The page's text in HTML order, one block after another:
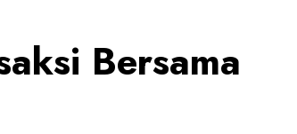
Bersama